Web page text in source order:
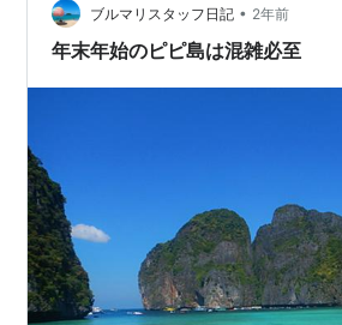
ブルマリスタッフ日記 • 2年前
年末年始のピピ島は混雑必至